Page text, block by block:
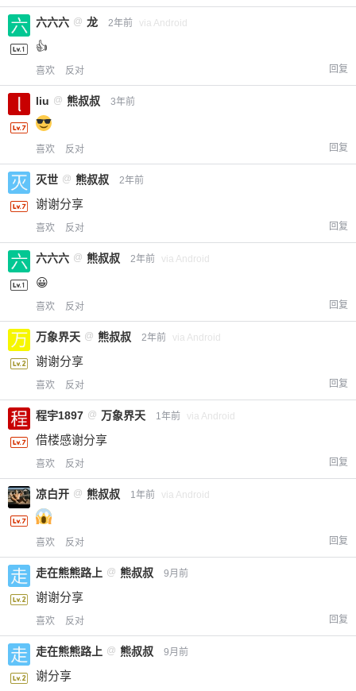
六六六 @ 龙 2年前 via Android
👍
喜欢 反对 回复
liu @ 熊叔叔 3年前
喜欢 反对 回复
灭世 @ 熊叔叔 2年前
谢谢分享
喜欢 反对 回复
六六六 @ 熊叔叔 2年前 via Android
😀
喜欢 反对 回复
万象界天 @ 熊叔叔 2年前 via Android
谢谢分享
喜欢 反对 回复
程宇1897 @ 万象界天 1年前 via Android
借楼感谢分享
喜欢 反对 回复
凉白开 @ 熊叔叔 1年前 via Android
喜欢 反对 回复
走在熊熊路上 @ 熊叔叔 9月前
谢谢分享
喜欢 反对 回复
走在熊熊路上 @ 熊叔叔 9月前
谢分享